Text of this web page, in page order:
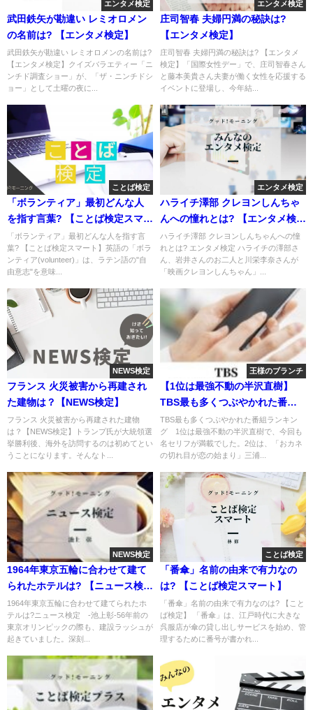
エンタメ検定
武田鉄矢が勘違い レミオロメン
の名前は? 【エンタメ検定】
武田鉄矢が勘違い レミオロメンの名前は?
【エンタメ検定】クイズバラエティー「ニ
ンチド調査ショー」が、「ザ・ニンチドシ
ョー」として土曜の夜に...
エンタメ検定
庄司智春 夫婦円満の秘訣は?
【エンタメ検定】
庄司智春 夫婦円満の秘訣は? 【エンタメ
検定】「国際女性デー」で、庄司智春さん
と藤本美貴さん夫妻が働く女性を応援する
イベントに登場し、今年結...
ことば検定
「ボランティア」最初どんな人
を指す言葉? 【ことば検定スマー
ト】
「ボランティア」最初どんな人を指す言
葉? 【ことば検定スマート】英語の「ボラ
ンティア(volunteer)」は、ラテン語の"自
由意志"を意味...
エンタメ検定
ハライチ澤部 クレヨンしんちゃ
んへの憧れとは? 【エンタメ検
定】
ハライチ澤部 クレヨンしんちゃんへの憧
れとは? エンタメ検定 ハライチの澤部さ
ん、岩井さんのお二人と川栄李奈さんが
「映画クレヨンしんちゃん」...
NEWS検定
フランス 火災被害から再建され
た建物は？【NEWS検定】
フランス 火災被害から再建された建物
は？【NEWS検定】トランプ氏が大統領選
挙勝利後、海外を訪問するのは初めてとい
うことになります。そんなト...
王様のブランチ
【1位は最強不動の半沢直樹】
TBS最も多くつぶやかれた番組
ランキング ‐王様のブランチｰ
TBS最も多くつぶやかれた番組ランキン
グ 1位は最強不動の半沢直樹で、今回も
名セリフが満載でした。2位は、「おカネ
の切れ目が恋の始まり」三浦...
NEWS検定
1964年東京五輪に合わせて建て
られたホテルは? 【ニュース検
定】
1964年東京五輪に合わせて建てられたホ
テルは?ニュース検定 -池上彰-56年前の
東京オリンピックの際も、建設ラッシュが
起きていました。深刻...
ことば検定
「番傘」名前の由来で有力なの
は? 【ことば検定スマート】
「番傘」名前の由来で有力なのは? 【こと
ば検定】 「番傘」は、江戸時代に大きな
呉服店が傘の貸し出しサービスを始め、管
理するために番号が書かれ...